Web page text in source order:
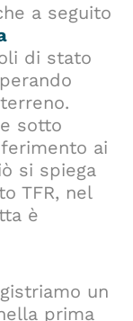
a seguito
di stato
sotto
ai
si spiega
TFR, nel
è
un
prima